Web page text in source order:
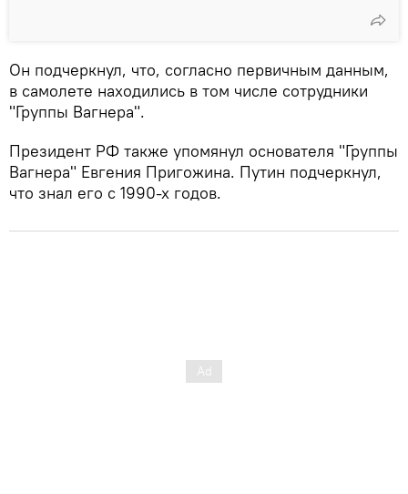
Он подчеркнул, что, согласно первичным данным,
в самолете находились в том числе сотрудники
"Группы Вагнера".
Президент РФ также упомянул основателя "Группы
Вагнера" Евгения Пригожина. Путин подчеркнул,
что знал его с 1990-х годов.